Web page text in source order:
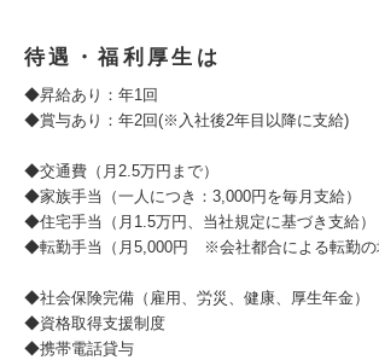
待遇・福利厚生は
◆昇給あり：年1回
◆賞与あり：年2回(※入社後2年目以降に支給)
◆交通費（月2.5万円まで）
◆家族手当（一人につき：3,000円を毎月支給）
◆住宅手当（月1.5万円、当社規定に基づき支給）
◆転勤手当（月5,000円 ※会社都合による転勤の
◆社会保険完備（雇用、労災、健康、厚生年金）
◆資格取得支援制度
◆携帯電話貸与